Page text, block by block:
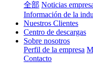
全部 Noticias
Información de la
Nuestros Clientes
Centro de descargas
Sobre nosotros
Perfil de la empresa
Contacto